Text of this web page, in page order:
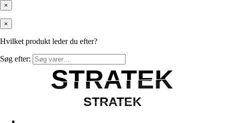
×
×
Hvilket produkt leder du efter?
Søg efter:
STRATEK
STRATEK
STRATEK
STRATEK